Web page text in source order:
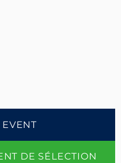
DE SÉLECTION